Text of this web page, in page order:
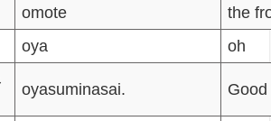
omote
the
oya
oh
oyasuminasai.